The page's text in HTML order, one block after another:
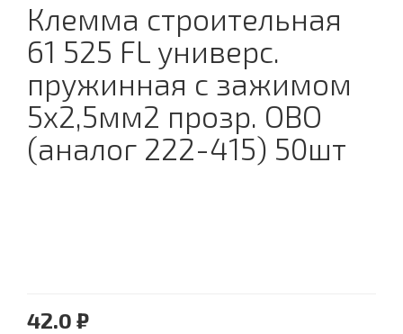
Клемма строительная
61 525 FL универс.
пружинная с зажимом
5х2,5мм2 прозр. OBO
(аналог 222-415) 50шт
42.0 ₽